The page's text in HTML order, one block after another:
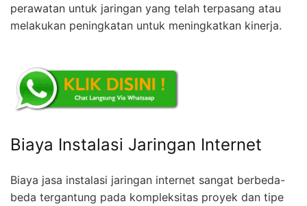
perawatan untuk jaringan yang telah terpasang atau
melakukan peningkatan untuk meningkatkan kinerja.
Biaya Instalasi Jaringan Internet
Biaya jasa instalasi jaringan internet sangat berbeda-
beda tergantung pada kompleksitas proyek dan tipe